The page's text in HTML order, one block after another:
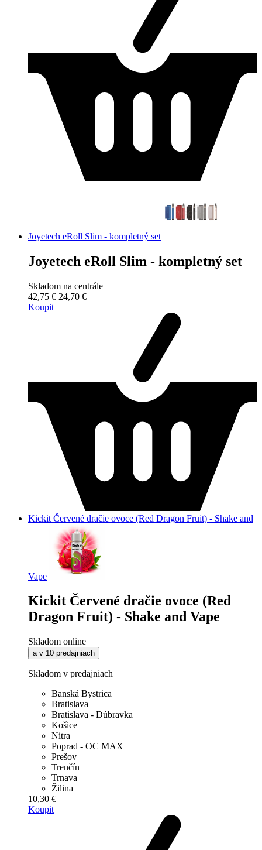
Joyetech eRoll Slim - kompletný set
Joyetech eRoll Slim - kompletný set
Skladom na centrále
42,75 € 24,70 €
Koupit
Kickit Červené dračie ovoce (Red Dragon Fruit) - Shake and
Vape
Kickit Červené dračie ovoce (Red
Dragon Fruit) - Shake and Vape
Skladom online
a v 10 predajniach
Skladom v predajniach
Banská Bystrica
Bratislava
Bratislava - Dúbravka
Košice
Nitra
Poprad - OC MAX
Prešov
Trenčín
Trnava
Žilina
10,30 €
Koupit